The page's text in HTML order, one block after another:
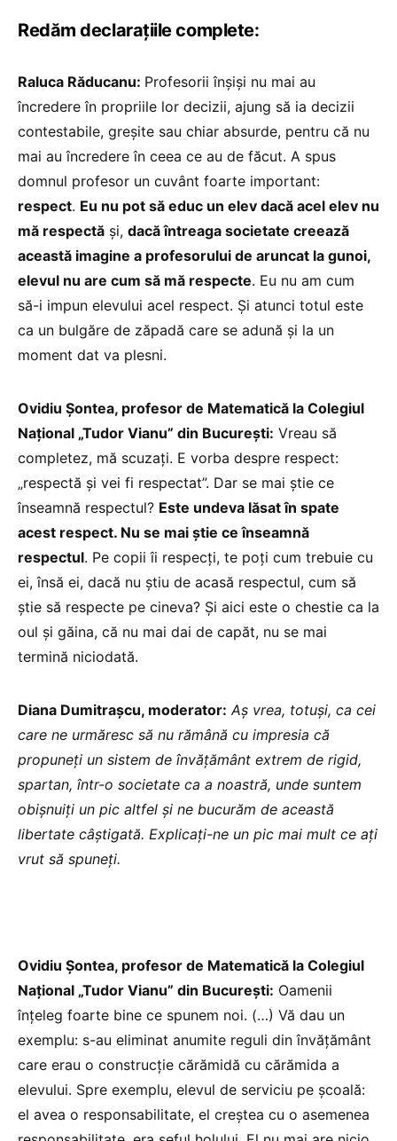
Redăm declarațiile complete:
Raluca Răducanu: Profesorii înșiși nu mai au
încredere în propriile lor decizii, ajung să ia decizii
contestabile, greșite sau chiar absurde, pentru că nu
mai au încredere în ceea ce au de făcut. A spus
domnul profesor un cuvânt foarte important:
respect. Eu nu pot să educ un elev dacă acel elev nu
mă respectă și, dacă întreaga societate creează
această imagine a profesorului de aruncat la gunoi,
elevul nu are cum să mă respecte. Eu nu am cum
să-i impun elevului acel respect. Și atunci totul este
ca un bulgăre de zăpadă care se adună și la un
moment dat va plesni.
Ovidiu Șontea, profesor de Matematică la Colegiul
Național „Tudor Vianu” din București: Vreau să
completez, mă scuzați. E vorba despre respect:
„respectă și vei fi respectat”. Dar se mai știe ce
înseamnă respectul? Este undeva lăsat în spate
acest respect. Nu se mai știe ce înseamnă
respectul. Pe copii îi respecți, te poți cum trebuie cu
ei, însă ei, dacă nu știu de acasă respectul, cum să
știe să respecte pe cineva? Și aici este o chestie ca la
oul și găina, că nu mai dai de capăt, nu se mai
termină niciodată.
Diana Dumitrașcu, moderator: Aș vrea, totuși, ca cei
care ne urmăresc să nu rămână cu impresia că
propuneți un sistem de învățământ extrem de rigid,
spartan, într-o societate ca a noastră, unde suntem
obișnuiți un pic altfel și ne bucurăm de această
libertate câștigată. Explicați-ne un pic mai mult ce ați
vrut să spuneți.
Ovidiu Șontea, profesor de Matematică la Colegiul
Național „Tudor Vianu” din București: Oamenii
înțeleg foarte bine ce spunem noi. (…) Vă dau un
exemplu: s-au eliminat anumite reguli din învățământ
care erau o construcție cărămidă cu cărămida a
elevului. Spre exemplu, elevul de serviciu pe școală:
el avea o responsabilitate, el creștea cu o asemenea